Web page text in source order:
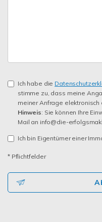
Ich habe die
stimme zu, dass meine
meiner Anfrage
Hinweis: Sie können Ihre
Mail an info@die-
Ich bin Eigentümer einer
* Pflichtfelder